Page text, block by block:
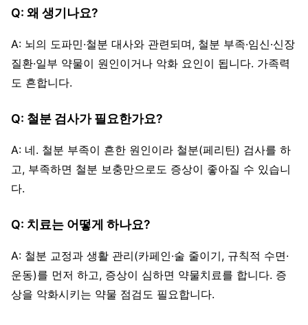
Q: 왜 생기나요?
A: 뇌의 도파민·철분 대사와 관련되며, 철분 부족·임신·신장
질환·일부 약물이 원인이거나 악화 요인이 됩니다. 가족력
도 흔합니다.
Q: 철분 검사가 필요한가요?
A: 네. 철분 부족이 흔한 원인이라 철분(페리틴) 검사를 하
고, 부족하면 철분 보충만으로도 증상이 좋아질 수 있습니
다.
Q: 치료는 어떻게 하나요?
A: 철분 교정과 생활 관리(카페인·술 줄이기, 규칙적 수면·
운동)를 먼저 하고, 증상이 심하면 약물치료를 합니다. 증
상을 악화시키는 약물 점검도 필요합니다.